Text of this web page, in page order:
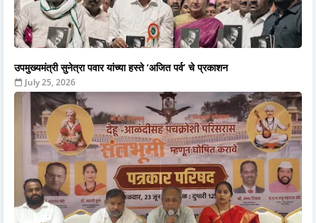
उपमुख्यमंत्री सुनेत्रा पवार यांच्या हस्ते ‘अजित पर्व’ चे प्रकाशन
July 25, 2026